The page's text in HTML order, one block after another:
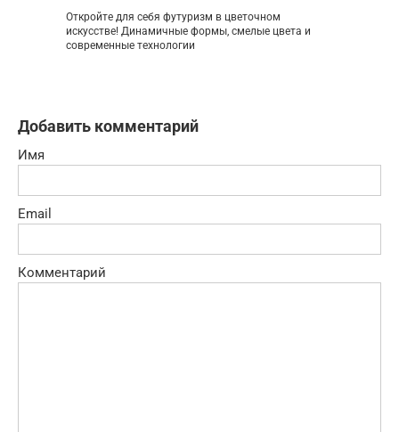
Откройте для себя футуризм в цветочном
искусстве! Динамичные формы, смелые цвета и
современные технологии
Добавить комментарий
Имя
Email
Комментарий